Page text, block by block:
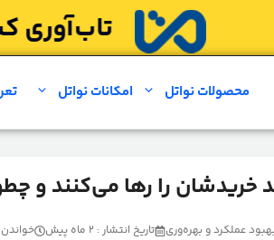
محصولات نواتل امکانات نواتل
خریدشان را رها می‌کنند و
عملکرد و بهره‌وری تاریخ انتشار : 2 ماه پیش خواندن 7 دقیقه